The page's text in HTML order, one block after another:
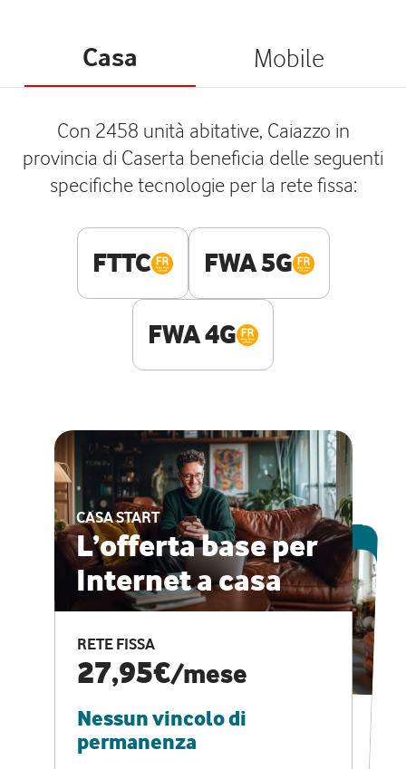
Casa Mobile
Con 2458 unità abitative, Caiazzo in
provincia di Caserta beneficia delle seguenti
specifiche tecnologie per la rete fissa:
FTTC FWA 5G
FWA 4G
CASA START
L’offerta base per
Internet a casa
RETE FISSA
27,95€/mese
Nessun vincolo di
permanenza
ESCLUSIVA ONLINE
CASA PRO
Internet veloce e
vantaggi speciali
RETE FISSA + VODAFONE CLUB
29,95€